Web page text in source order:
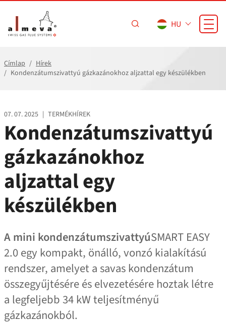
HU
Címlap
Hírek
Kondenzátumszivattyú gázkazánokhoz aljzattal egy készülékben
07. 07. 2025 | TERMÉKHÍREK
Kondenzátumszivattyú
gázkazánokhoz
aljzattal egy
készülékben
A mini kondenzátumszivattyúSMART EASY
2.0 egy kompakt, önálló, vonzó kialakítású
rendszer, amelyet a savas kondenzátum
összegyűjtésére és elvezetésére hoztak létre
a legfeljebb 34 kW teljesítményű
gázkazánokból.